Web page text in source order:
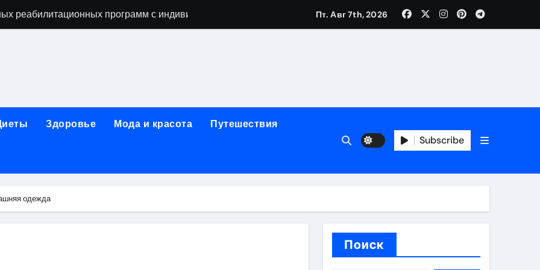
реабилитационных программ с индивидуальным подходом
обращения при острой боли в почках и задержке мочеиспускания
гипноз, вшивание, двойной блок, анонимность и долгосрочная защита
за 5 минут без верификации и без участия банков с пополнением в USDT
Пт. Авг 7th, 2026
Здоровье Мода и красота Путешествия
Subscribe
одежда
Поиск